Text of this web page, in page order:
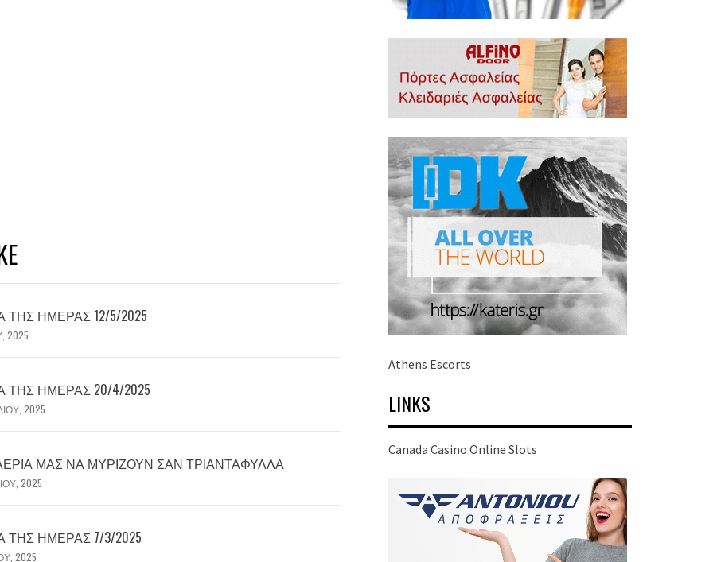
ΗΜΈΡΑΣ 12/5/2025
2025
ΗΜΈΡΑΣ 20/4/2025
2025
ΜΑΣ ΝΑ ΜΥΡΊΖΟΥΝ ΣΑΝ ΤΡΙΑΝΤΆΦΥΛΛΑ
2025
ΗΜΈΡΑΣ 7/3/2025
2025
Athens Escorts
LINKS
Canada Casino Online Slots